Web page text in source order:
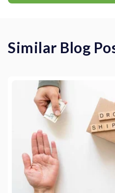
Similar Blog